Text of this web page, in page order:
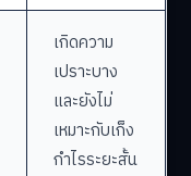
เกิดความ
เปราะบาง
และยังไม่
เหมาะกับเก็ง
กำไรระยะสั้น